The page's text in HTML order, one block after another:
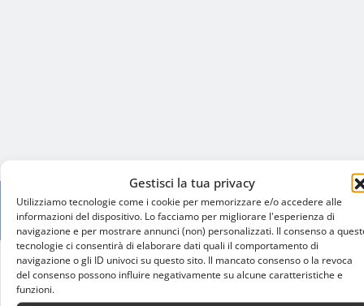
Gestisci la tua privacy
Utilizziamo tecnologie come i cookie per memorizzare e/o accedere alle
informazioni del dispositivo. Lo facciamo per migliorare l'esperienza di
navigazione e per mostrare annunci (non) personalizzati. Il consenso a
tecnologie ci consentirà di elaborare dati quali il comportamento di
navigazione o gli ID univoci su questo sito. Il mancato consenso o la revoca
del consenso possono influire negativamente su alcune caratteristiche e
funzioni.
Home Hydra vince il Red Bull Frista 2025 a Milano